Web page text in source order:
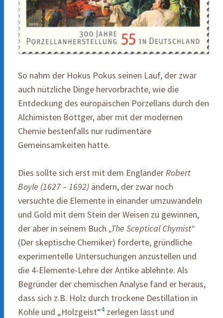
So nahm der Hokus Pokus seinen Lauf, der zwar
auch nützliche Dinge hervorbrachte, wie die
Entdeckung des europäischen Porzellans durch den
Alchimisten Böttger, aber mit der modernen
Chemie bestenfalls nur rudimentäre
Gemeinsamkeiten hatte.
Dies sollte sich erst mit dem EngländerRobert
Boyle (1627 – 1692) ändern, der zwar noch
versuchte die Elemente in einander umzuwandeln
und Gold mit dem Stein der Weisen zu gewinnen,
der aber in seinem Buch „The Sceptical Chymist“
(Der skeptische Chemiker) forderte, gründliche
experimentelle Untersuchungen anzustellen und
die 4-Elemente-Lehre der Antike ablehnte. Als
Begründer der chemischen Analyse fand er heraus,
dass sich z.B. Holz durch trockene Destillation in
Kohle und „Holzgeist“4zerlegen lässt und